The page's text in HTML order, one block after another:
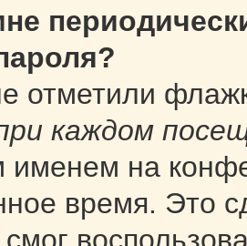
отметили
каждом
именем на
время. Это